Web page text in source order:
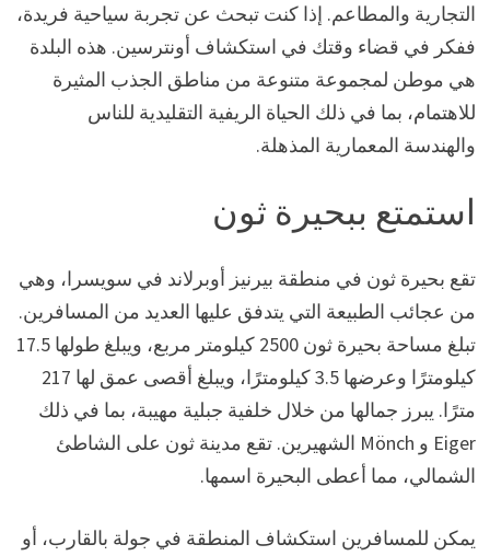
التجارية والمطاعم. إذا كنت تبحث عن تجربة سياحية فريدة،
ففكر في قضاء وقتك في استكشاف أونترسين. هذه البلدة
هي موطن لمجموعة متنوعة من مناطق الجذب المثيرة
للاهتمام، بما في ذلك الحياة الريفية التقليدية للناس
والهندسة المعمارية المذهلة.
استمتع ببحيرة ثون
تقع بحيرة ثون في منطقة بيرنيز أوبرلاند في سويسرا، وهي
من عجائب الطبيعة التي يتدفق عليها العديد من المسافرين.
تبلغ مساحة بحيرة ثون 2500 كيلومتر مربع، ويبلغ طولها 17.5
كيلومترًا وعرضها 3.5 كيلومترًا، ويبلغ أقصى عمق لها 217
مترًا. يبرز جمالها من خلال خلفية جبلية مهيبة، بما في ذلك
Eiger و Mönch الشهيرين. تقع مدينة ثون على الشاطئ
الشمالي، مما أعطى البحيرة اسمها.
يمكن للمسافرين استكشاف المنطقة في جولة بالقارب، أو